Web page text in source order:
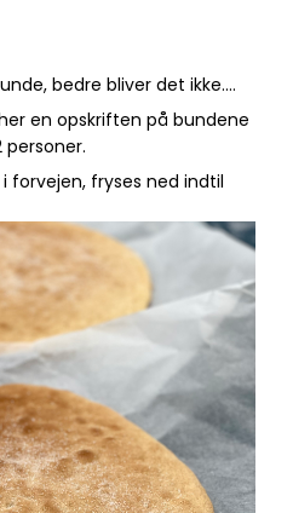
bedre bliver det ikke....
en opskriften på bundene
personer.
forvejen, fryses ned indtil